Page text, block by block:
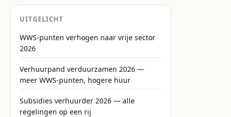
UITGELICHT
WWS-punten verhogen naar vrije sector
2026
Verhuurpand verduurzamen 2026 —
meer WWS-punten, hogere huur
Subsidies verhuurder 2026 — alle
regelingen op een rij